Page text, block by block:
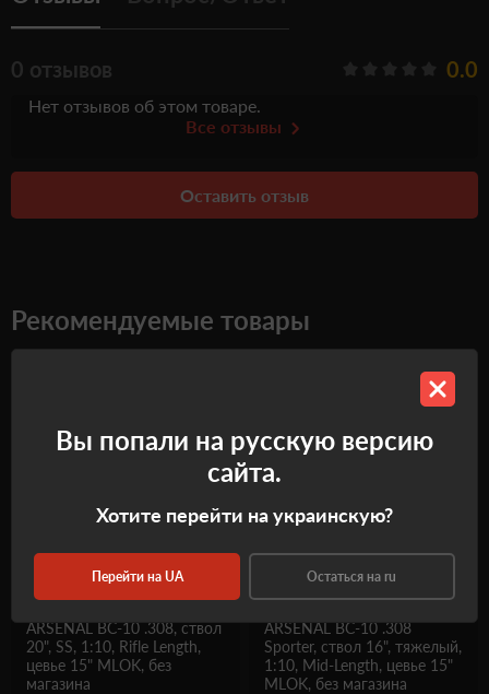
0 отзывов 0.0
Нет отзывов об этом товаре.
Все отзывы
Оставить отзыв
Рекомендуемые товары
ARSENAL BC-10 .308, ствол
20", SS, 1:10, Rifle Length,
цевье 15" MLOK, без
магазина
ARSENAL BC-10 .308
Sporter, ствол 16", тяжелый,
1:10, Mid-Length, цевье 15"
MLOK, без магазина
Вы попали на русскую версию
сайта.
Хотите перейти на украинскую?
Перейти на UA Остаться на ru